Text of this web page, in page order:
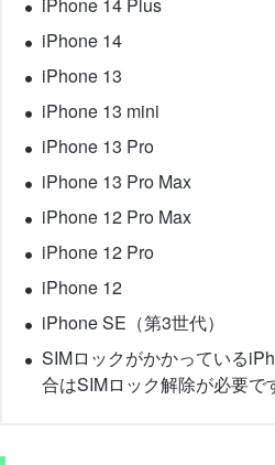
iPhone 14
iPhone 13
iPhone 13 mini
iPhone 13 Pro
iPhone 13 Pro Max
iPhone 12 Pro Max
iPhone 12 Pro
iPhone 12
iPhone SE（第3世代）
SIMロックがかかっている
合はSIMロック解除が必要で